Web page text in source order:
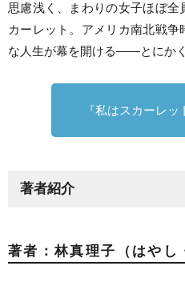
思慮浅く、まわりの女子ほぼ
カーレット。アメリカ南北戦
な人生が幕を開ける――とにか
『私はスカーレ
著者紹介
著者：林真理子（はやし